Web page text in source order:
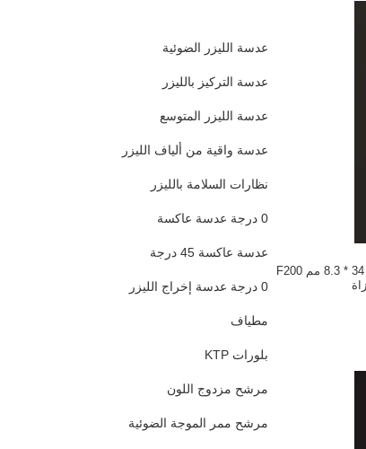
عدسة الليزر الضوئية
عدسة التركيز بالليزر
عدسة الليزر المتوسع
عدسة واقية من ألياف الليزر
نظارات السلامة بالليزر
0 درجة عدسة عاكسة
عدسة عاكسة 45 درجة
0 درجة عدسة إخراج الليزر
مطياف
بلورات KTP
مرشح مزدوج اللون
مرشح ممر الموجة الضوئية
عالية النقاء تنصهر السيليكا 34 * 8.3 مم F200